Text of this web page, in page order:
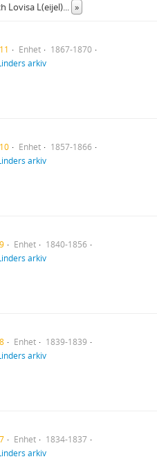
Lovisa L(eijel)... »
Enhet
1867-1870
arkiv
Enhet
1857-1866
arkiv
Enhet
1840-1856
arkiv
Enhet
1839-1839
arkiv
Enhet
1834-1837
arkiv